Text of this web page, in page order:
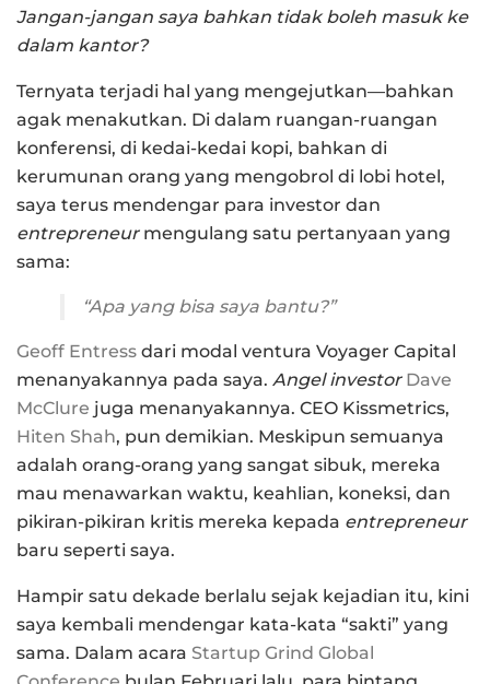
Jangan-jangan saya bahkan tidak boleh masuk ke
dalam kantor?
Ternyata terjadi hal yang mengejutkan—bahkan
agak menakutkan. Di dalam ruangan-ruangan
konferensi, di kedai-kedai kopi, bahkan di
kerumunan orang yang mengobrol di lobi hotel,
saya terus mendengar para investor dan
entrepreneurmengulang satu pertanyaan yang
sama:
“Apa yang bisa saya bantu?”
Geoff Entress dari modal ventura Voyager Capital
menanyakannya pada saya. Angel investor Dave
McClure juga menanyakannya. CEO Kissmetrics,
Hiten Shah, pun demikian. Meskipun semuanya
adalah orang-orang yang sangat sibuk, mereka
mau menawarkan waktu, keahlian, koneksi, dan
pikiran-pikiran kritis mereka kepada entrepreneur
baru seperti saya.
Hampir satu dekade berlalu sejak kejadian itu, kini
saya kembali mendengar kata-kata “sakti” yang
sama. Dalam acara Startup Grind Global